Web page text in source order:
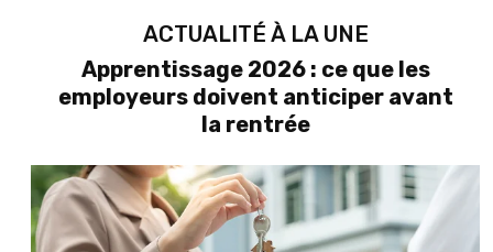
ACTUALITÉ À LA UNE
Apprentissage 2026 : ce que les
employeurs doivent anticiper avant
la rentrée